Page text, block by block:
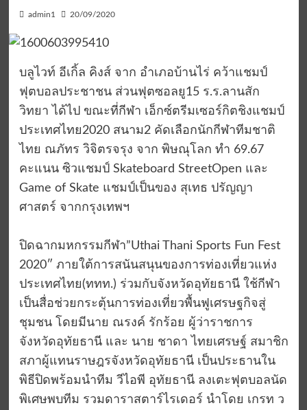
admin1 20/09/2020
บลูไวท์ อีเกิ้ล คิงส์ จาก อำเภอบ้านไร่ คว้าแชมป์
ฟุตบอลประชาชน ส่วนฟุตซอลยู15 ร.ร.ลานสัก
วิทยา ได้ไป ขณะที่กีฬา เอ็กซ์ตรีมเซอร์กิตชิงแชมป์
ประเทศไทย2020 สนาม2 คัดเลือกนักกีฬาทีมชาติ
ไทย ณภัทร วิจิตรจรุง จาก พิษณุโลก ทำ 69.67
คะแนน ซิวแชมป์ Skateboard StreetOpen และ
Game of Skate แชมป์เป็นของ สุเทธ ปรัญญา
ศาสตร์ จากกรุงเทพฯ
ปิดฉากมหกรรมกีฬา”Uthai Thani Sports Fun Fest
2020″ ภายใต้การสนันสนุนของการท่องเที่ยวแห่ง
ประเทศไทย(ททท.) ร่วมกับจังหวัดอุทัยธานี ใช้กีฬา
เป็นสื่อช่วยกระตุ้นการท่องเที่ยวพื้นฟูเศรษฐกิจสู่
ชุมชน โดยมีนาย ณรงค์ รักร้อย ผู้ว่าราชการ
จังหวัดอุทัยธานี และ นาย ชาดา ไทยเศรษฐ์ สมาชิก
สภาผู้แทนราษฎรจังหวัดอุทัยธานี เป็นประธานใน
พิธีปิดพร้อมนำทีม วีไอพี อุทัยธานี ลงเตะฟุตบอลนัด
พิเศษพบทีม รวมดาราสตาร์ไรเดอร์ นำโดย เกรท ว